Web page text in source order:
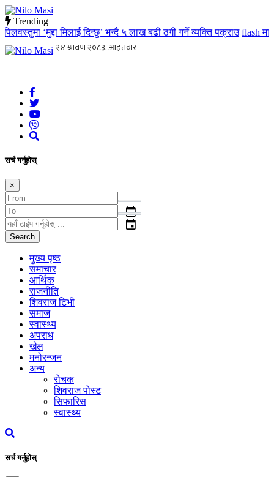
Trending
‘मुद्दा मिलाई दिन्छु’ भन्दै ५ लाख बढी ठगी गर्ने व्यक्ति पक्राउ flashमातृ
सर्च गर्नुहोस्
×
event
event
Search
मुख्य पृष्ठ
समाचार
आर्थिक
राजनीति
शिवराज टिभी
समाज
स्वास्थ्य
अपराध
खेल
मनोरन्जन
अन्य
रोचक
शिवराज पोस्ट
सिफारिस
स्वास्थ्य
सर्च गर्नुहोस्